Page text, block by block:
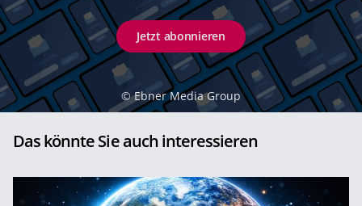
Jetzt abonnieren
© Ebner Media Group
Das könnte Sie auch interessieren